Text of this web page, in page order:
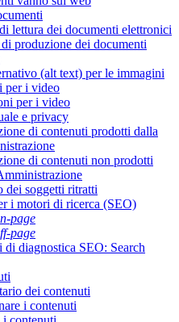
lettura dei documenti elettronici
produzione dei documenti
(alt text) per le immagini
per i video
per i video
e privacy
di contenuti prodotti dalla
di contenuti non prodotti
dei soggetti ritratti
i motori di ricerca (SEO)
page
page
di diagnostica SEO: Search
dei contenuti
i contenuti